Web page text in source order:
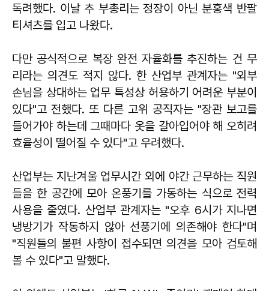
독려했다. 이날 추 부총리는 정장이 아닌 분홍색 반팔
티셔츠를 입고 나왔다.
다만 공식적으로 복장 완전 자율화를 추진하는 건 무
리라는 의견도 적지 않다. 한 산업부 관계자는 "외부
손님을 상대하는 업무 특성상 허용하기 어려운 부분이
있다"고 전했다. 또 다른 고위 공직자는 "장관 보고를
들어가야 하는데 그때마다 옷을 갈아입어야 해 오히려
효율성이 떨어질 수 있다"고 우려했다.
산업부는 지난겨울 업무시간 외에 야간 근무하는 직원
들을 한 공간에 모아 온풍기를 가동하는 식으로 전력
사용을 줄였다. 산업부 관계자는 "오후 6시가 지나면
냉방기가 작동하지 않아 선풍기에 의존해야 한다"며
"직원들의 불편 사항이 접수되면 의견을 모아 검토해
볼 수 있다"고 말했다.